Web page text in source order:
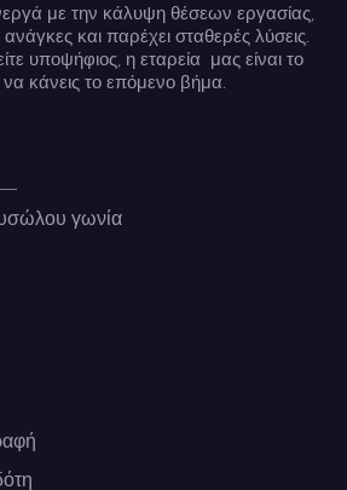
με την κάλυψη θέσεων εργασίας,
ανάγκες και παρέχει σταθερές λύσεις.
υποψήφιος, η εταρεία μας είναι το
κάνεις το επόμενο βήμα.
γωνία